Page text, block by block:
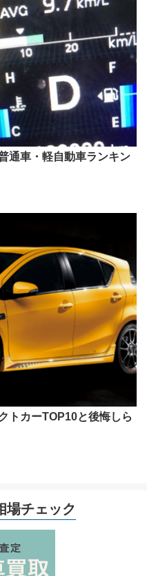
通車・軽自動車ランキン
トカーTOP10と後悔しら
場チェック